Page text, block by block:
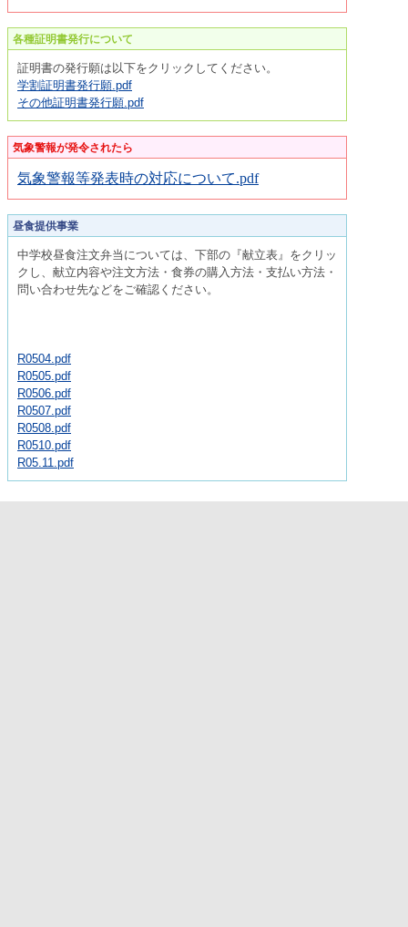
各種証明書発行について
証明書の発行願は以下をクリックしてください。
学割証明書発行願.pdf
その他証明書発行願.pdf
気象警報が発令されたら
気象警報等発表時の対応について.pdf
昼食提供事業
中学校昼食注文弁当については、下部の『献立表』をクリッ
クし、献立内容や注文方法・食券の購入方法・支払い方法・
問い合わせ先などをご確認ください。
R0504.pdf
R0505.pdf
R0506.pdf
R0507.pdf
R0508.pdf
R0510.pdf
R05.11.pdf